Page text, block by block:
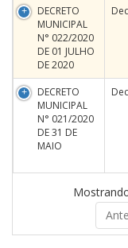
DECRETO
MUNICIPAL
N° 022/2020
DE 01 JULHO
DE 2020
DECRETO
MUNICIPAL
N° 021/2020
DE 31 DE
MAIO